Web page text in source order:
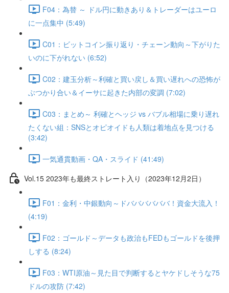
F04：為替 ～ ドル円に動きあり＆トレーダーはユーロ
に一点集中 (5:49)
C01：ビットコイン振り返り・チェーン動向～下がりた
いのに下がれない (6:52)
C02：建玉分析～利確と買い戻し＆買い遅れへの恐怖が
ぶつかり合い＆イーサに起きた内部の変調 (7:02)
C03：まとめ～ 利確とヘッジ vs バブル相場に乗り遅れ
たくない組：SNSとオピオイドも人類は着地点を見つける
(3:42)
一気通貫動画・QA・スライド (41:49)
Vol.15 2023年も最終ストレート入り（2023年12月2日）
F01：金利・中銀動向～ドババババババ！資金大流入！
(4:19)
F02：ゴールド～データも政治もFEDもゴールドを後押
しする (8:24)
F03：WTI原油～見た目で判断するとヤケドしそうな75
ドルの攻防 (7:42)